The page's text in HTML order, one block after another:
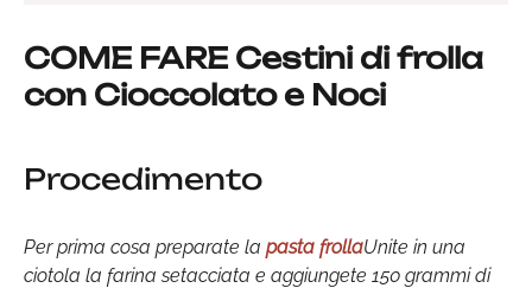
COME FARE Cestini di frolla
con Cioccolato e Noci
Procedimento
Per prima cosa preparate la pasta frollaUnite in una
ciotola la farina setacciata e aggiungete 150 grammi di